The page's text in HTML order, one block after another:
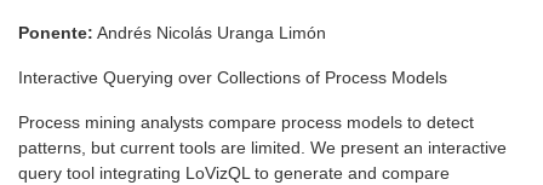
Ponente: Andrés Nicolás Uranga Limón
Interactive Querying over Collections of Process Models
Process mining analysts compare process models to detect
patterns, but current tools are limited. We present an interactive
query tool integrating LoVizQL to generate and compare